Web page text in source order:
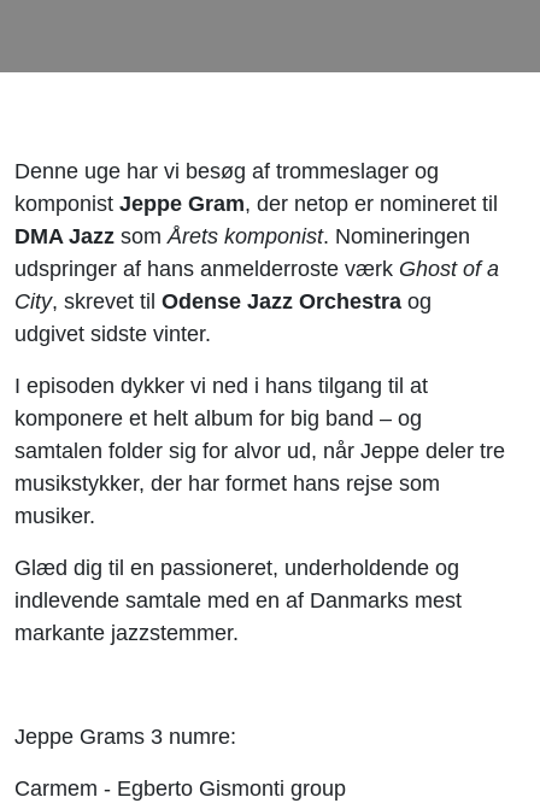
Denne uge har vi besøg af trommeslager og
komponist Jeppe Gram, der netop er nomineret til
DMA Jazz som Årets komponist. Nomineringen
udspringer af hans anmelderroste værk Ghost of a
City, skrevet til Odense Jazz Orchestra og
udgivet sidste vinter.
I episoden dykker vi ned i hans tilgang til at
komponere et helt album for big band – og
samtalen folder sig for alvor ud, når Jeppe deler tre
musikstykker, der har formet hans rejse som
musiker.
Glæd dig til en passioneret, underholdende og
indlevende samtale med en af Danmarks mest
markante jazzstemmer.
Jeppe Grams 3 numre:
Carmem - Egberto Gismonti group